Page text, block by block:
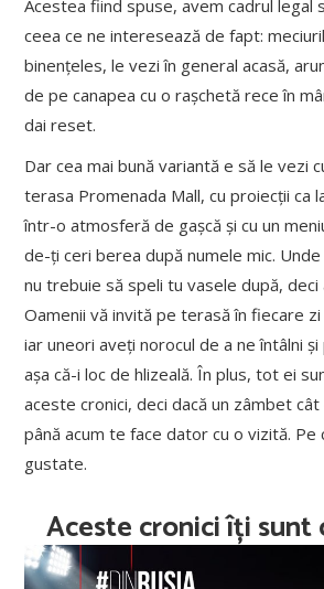
Acestea fiind spuse, avem cadrul legal
ceea ce ne interesează de fapt:
binențeles, le vezi în general acasă,
de pe canapea cu o rașchetă rece în
dai reset.
Dar cea mai bună variantă e să le vezi
terasa Promenada Mall, cu proiecții ca
într-o atmosferă de gașcă și cu un
de-ți ceri berea după numele mic. Unde
nu trebuie să speli tu vasele după, deci
Oamenii vă invită pe terasă în fiecare zi
iar uneori aveți norocul de a ne întâlni
așa că-i loc de hlizeală. În plus, tot ei
aceste cronici, deci dacă un zâmbet
până acum te face dator cu o vizită. Pe
gustate.
Aceste cronici îți